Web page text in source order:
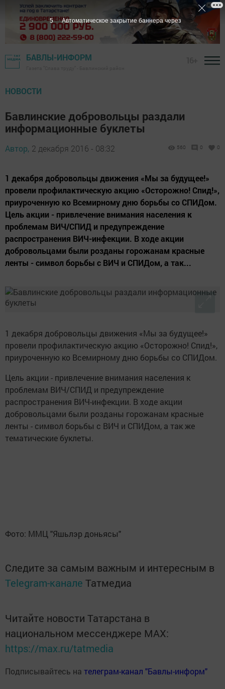
БАВЛЫ-ИНФОРМ
НОВОСТИ
Бавлинские добровольцы раздали
информационные буклеты
Автор, 2 декабря 2016 - 08:32 560 0 0
1 декабря добровольцы движения «Мы за будущее!»
провели профилактическую акцию «Осторожно! Спид!»,
приуроченную ко Всемирному дню борьбы со СПИДом.
Цель акции - привлечение внимания населения к
проблемам ВИЧ/СПИД и предупреждение
распространения ВИЧ-инфекции. В ходе акции
добровольцами были розданы горожанам красные
ленты - символ борьбы с ВИЧ и СПИДом, а так...
1 декабря добровольцы движения «Мы за будущее!»
провели профилактическую акцию «Осторожно! Спид!»,
приуроченную ко Всемирному дню борьбы со СПИДом.
Цель акции - привлечение внимания населения к
проблемам ВИЧ/СПИД и предупреждение
распространения ВИЧ-инфекции. В ходе акции
добровольцами были розданы горожанам красные
ленты - символ борьбы с ВИЧ и СПИДом, а так же
тематические буклеты.
Фото: ММЦ "Яшьлэр доньясы"
Следите за самым важным и интересным в
Telegram-канале Татмедиа
Читайте новости Татарстана в
национальном мессенджере MАХ:
https://max.ru/tatmedia
Подписывайтесь на телеграм-канал "Бавлы-информ"
5 Автоматическое закрытие баннера через